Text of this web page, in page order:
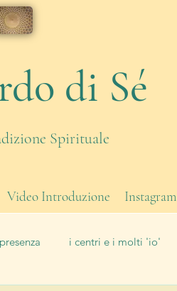
di Sé
Spirituale
Video Introduzione Instagram
i centri e i molti 'io'